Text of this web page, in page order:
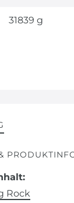
31839 g
Rock